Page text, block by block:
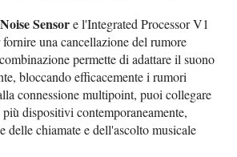
Sensore l'Integrated Processor V1
una cancellazione del rumore
permette di adattare il suono
bloccando efficacemente i rumori
connessione multipoint, puoi collegare
dispositivi contemporaneamente,
delle chiamate e dell'ascolto musicale